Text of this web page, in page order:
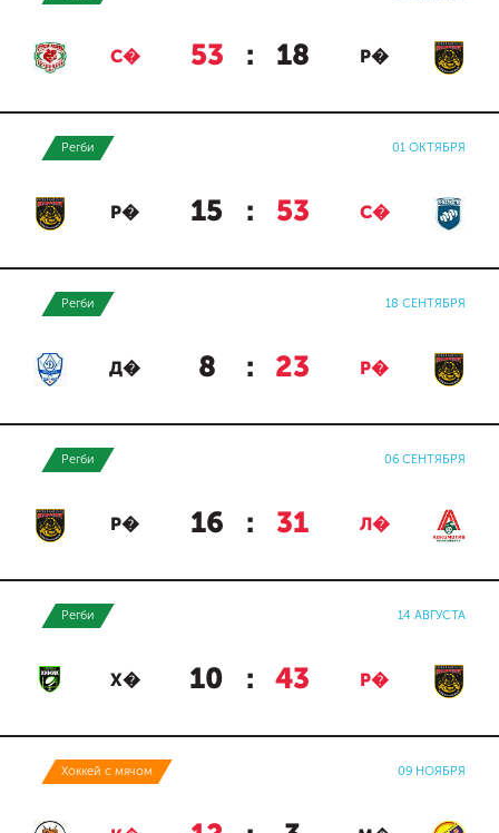
С� 53 : 18 Р�
Регби 01 ОКТЯБРЯ
Р� 15 : 53 С�
Регби 18 СЕНТЯБРЯ
Д� 8 : 23 Р�
Регби 06 СЕНТЯБРЯ
Р� 16 : 31 Л�
Регби 14 АВГУСТА
Х� 10 : 43 Р�
Хоккей с мячом 09 НОЯБРЯ